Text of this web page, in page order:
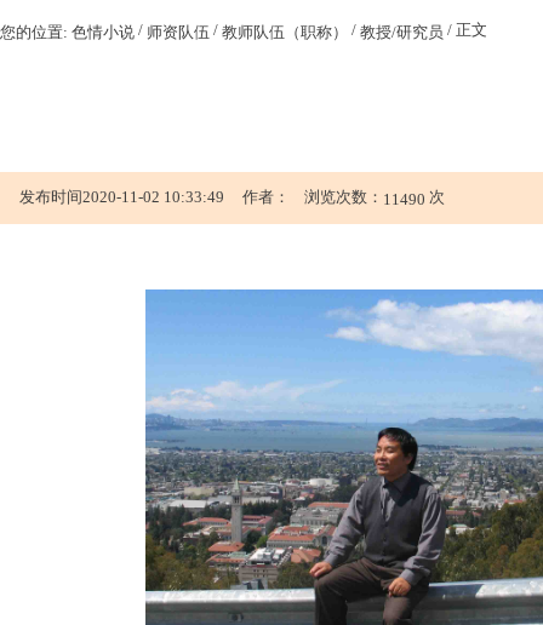
您的位置: 色情小说 / 师资队伍 / 教师队伍（职称） / 教授/研究员 / 正文
发布时间2020-11-02 10:33:49 作者： 浏览次数： 11490 次